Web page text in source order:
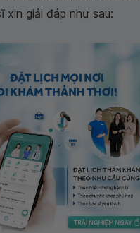
xin giải đáp như sau: